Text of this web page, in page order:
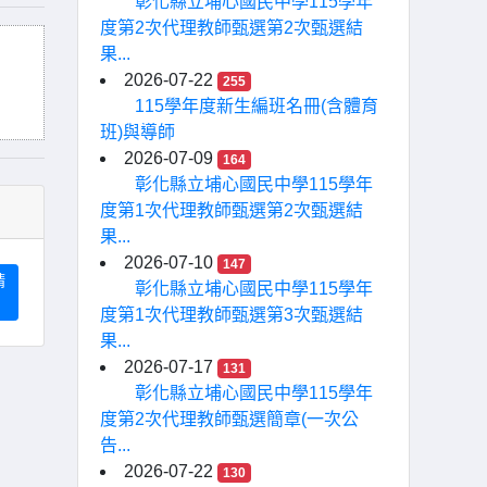
度第2次代理教師甄選第2次甄選結
果...
2026-07-22
255
115學年度新生編班名冊(含體育
班)與導師
2026-07-09
164
彰化縣立埔心國民中學115學年
度第1次代理教師甄選第2次甄選結
果...
2026-07-10
147
彰化縣立埔心國民中學115學年
度第1次代理教師甄選第3次甄選結
果...
2026-07-17
131
彰化縣立埔心國民中學115學年
度第2次代理教師甄選簡章(一次公
告...
2026-07-22
130